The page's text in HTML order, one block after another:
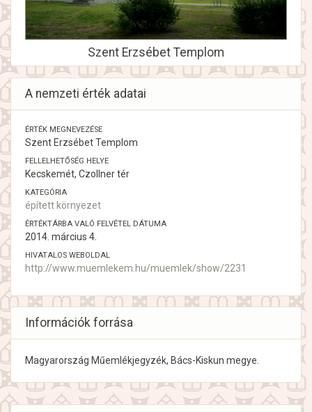
Szent Erzsébet Templom
A nemzeti érték adatai
ÉRTÉK MEGNEVEZÉSE
Szent Erzsébet Templom
FELLELHETŐSÉG HELYE
Kecskemét, Czollner tér
KATEGÓRIA
épített környezet
ÉRTÉKTÁRBA VALÓ FELVÉTEL DÁTUMA
2014. március 4.
HIVATALOS WEBOLDAL
http://www.muemlekem.hu/muemlek/show/2231
Információk forrása
Magyarország Műemlékjegyzék, Bács-Kiskun megye.